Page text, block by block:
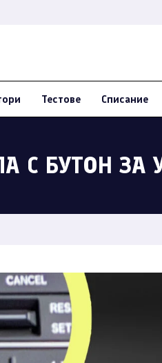
Тестове Списание
С БУТОН ЗА